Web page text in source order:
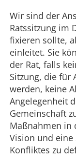
Wir sind der
Ratssitzung im
fixieren sollte,
einleitet. Sie
der Rat, falls
Sitzung, die für
werden, keine
Angelegenheit
Gemeinschaft
Maßnahmen in
Vision und eine
Konfliktes zu